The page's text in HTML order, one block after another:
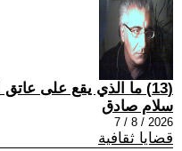
(13) ما الذي يقع على عاتق الشعراء
سلام صادق
2026 / 8 / 7
قضايا ثقافية